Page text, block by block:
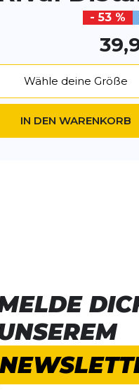
- 53 %
Wähle deine Größe
IN DEN WARENKORB